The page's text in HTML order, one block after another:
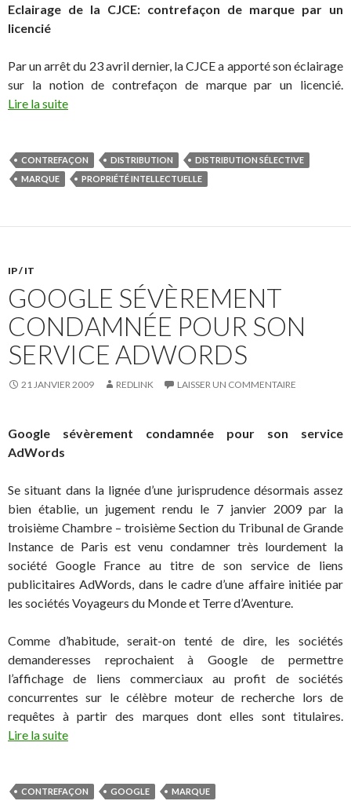
Eclairage de la CJCE: contrefaçon de marque par un
licencié
Par un arrêt du 23 avril dernier, la CJCE a apporté son éclairage
sur la notion de contrefaçon de marque par un licencié.
Lire la suite
CONTREFAÇON DISTRIBUTION
DISTRIBUTION SÉLECTIVE
MARQUE
PROPRIÉTÉ INTELLECTUELLE
IP / IT
GOOGLE SÉVÈREMENT
CONDAMNÉE POUR SON
SERVICE ADWORDS
21 JANVIER 2009 REDLINK LAISSER UN COMMENTAIRE
Google sévèrement condamnée pour son service
AdWords
Se situant dans la lignée d’une jurisprudence désormais assez
bien établie, un jugement rendu le 7 janvier 2009 par la
troisième Chambre – troisième Section du Tribunal de Grande
Instance de Paris est venu condamner très lourdement la
société Google France au titre de son service de liens
publicitaires AdWords, dans le cadre d’une affaire initiée par
les sociétés Voyageurs du Monde et Terre d’Aventure.
Comme d’habitude, serait-on tenté de dire, les sociétés
demanderesses reprochaient à Google de permettre
l’affichage de liens commerciaux au profit de sociétés
concurrentes sur le célèbre moteur de recherche lors de
requêtes à partir des marques dont elles sont titulaires.
Lire la suite
CONTREFAÇON GOOGLE MARQUE